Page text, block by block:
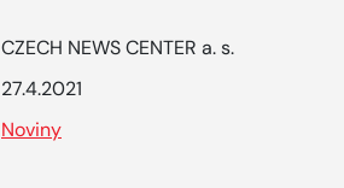
CZECH NEWS CENTER a. s.
27.4.2021
Noviny